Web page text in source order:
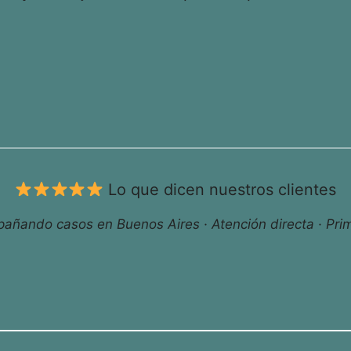
Lo que dicen nuestros clientes
casos en Buenos Aires · Atención directa ·